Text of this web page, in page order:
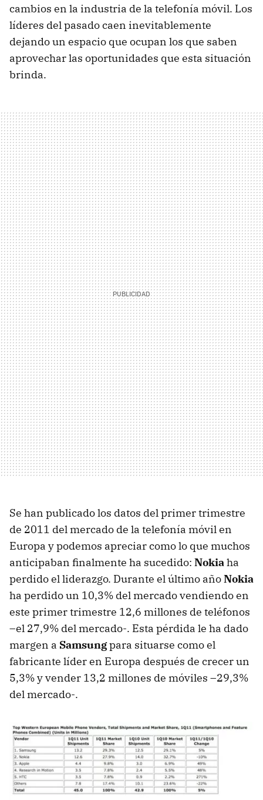
cambios en la industria de la telefonía móvil. Los
líderes del pasado caen inevitablemente
dejando un espacio que ocupan los que saben
aprovechar las oportunidades que esta situación
brinda.
Se han publicado los datos del primer trimestre
de 2011 del mercado de la telefonía móvil en
Europa y podemos apreciar como lo que muchos
anticipaban finalmente ha sucedido: Nokiaha
perdido el liderazgo. Durante el último añoNokia
ha perdido un 10,3% del mercado vendiendo en
este primer trimestre 12,6 millones de teléfonos
–el 27,9% del mercado-. Esta pérdida le ha dado
margen a Samsungpara situarse como el
fabricante líder en Europa después de crecer un
5,3% y vender 13,2 millones de móviles –29,3%
del mercado-.